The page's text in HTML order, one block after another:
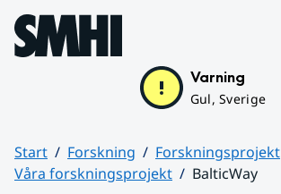
Hoppa till sidans innehåll
Varning
Gul, Sverige
Start Forskning
Forskningsprojekt
Våra forskningsprojekt
BalticWay